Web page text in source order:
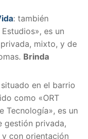
: también
es un
mixto, y de
Brinda
en el barrio
como «ORT
Tecnología», es un
gestión privada,
con orientación